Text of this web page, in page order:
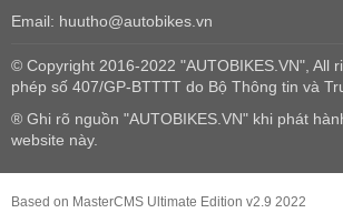
Email: huutho@autobikes.vn
© Copyright 2016-2022 "AUTOBIKES.VN", All
phép số 407/GP-BTTTT do Bộ Thông tin và
® Ghi rõ nguồn "AUTOBIKES.VN" khi phát
website này.
Based on MasterCMS Ultimate Edition v2.9 2022